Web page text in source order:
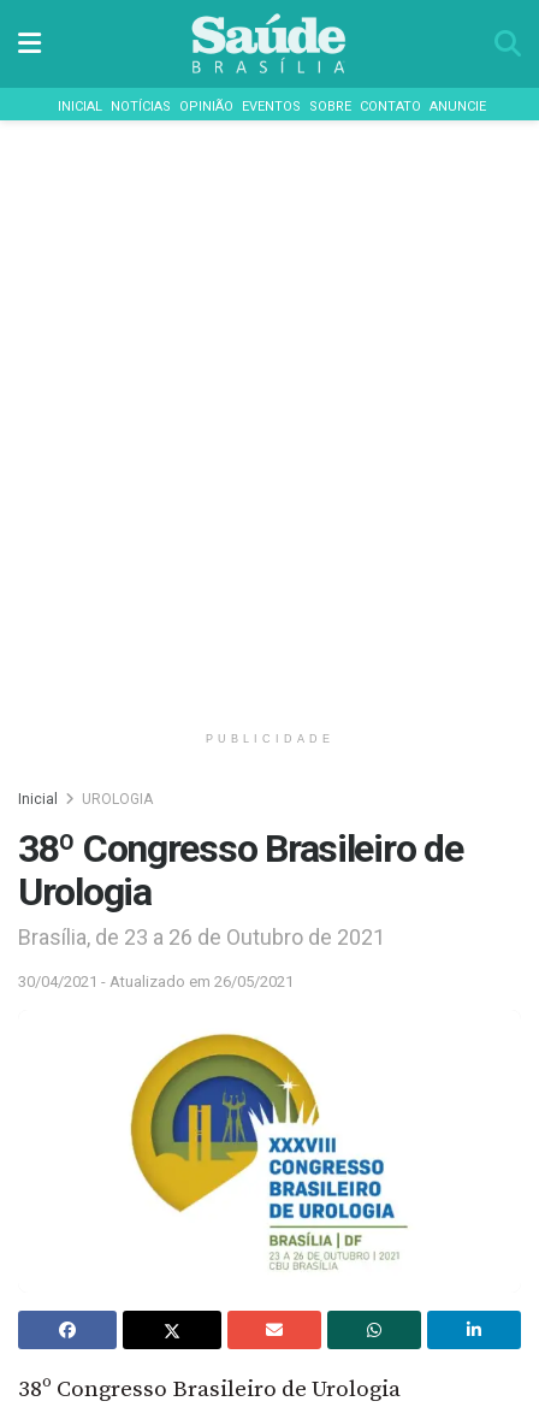
INICIAL NOTÍCIAS OPINIÃO EVENTOS SOBRE CONTATO ANUNCIE
PUBLICIDADE
Inicial UROLOGIA
38º Congresso Brasileiro de
Urologia
Brasília, de 23 a 26 de Outubro de 2021
30/04/2021 - Atualizado em 26/05/2021
38º Congresso Brasileiro de Urologia